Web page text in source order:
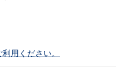
用ください。